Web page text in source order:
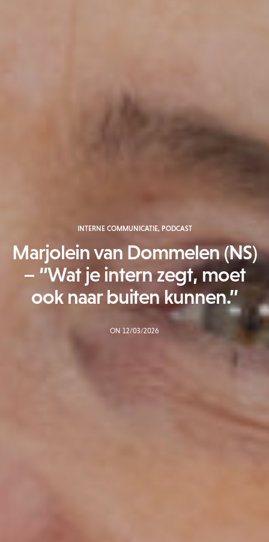
INTERNE COMMUNICATIE, PODCAST
Marjolein van Dommelen (NS)
– “Wat je intern zegt, moet
ook naar buiten kunnen.”
ON 12/03/2026